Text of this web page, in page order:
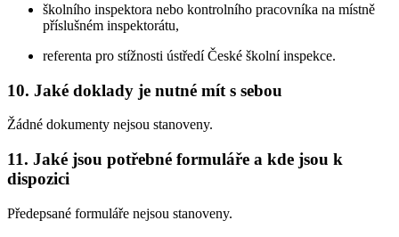
školního inspektora nebo kontrolního pracovníka na místně
příslušném inspektorátu,
referenta pro stížnosti ústředí České školní inspekce.
10. Jaké doklady je nutné mít s sebou
Žádné dokumenty nejsou stanoveny.
11. Jaké jsou potřebné formuláře a kde jsou k
dispozici
Předepsané formuláře nejsou stanoveny.